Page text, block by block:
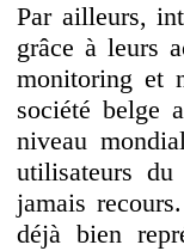
Par ailleurs,
grâce à leurs
monitoring et
société belge
niveau
utilisateurs
jamais
déjà bien